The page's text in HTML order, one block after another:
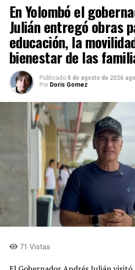
En Yolombó el
Julián entregó obras
educación, la
bienestar de las
Publicado 8 de agosto de 2026 ago
Por Doris Gomez
71 Vistas